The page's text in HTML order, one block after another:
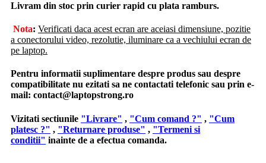
Livram din stoc prin curier rapid cu plata ramburs.
Nota: Verificati daca acest ecran are aceiasi dimensiune, pozitie
a conectorului video, rezolutie, iluminare ca a vechiului ecran de
pe laptop.
Pentru informatii suplimentare despre produs sau despre
compatibilitate nu ezitati sa ne contactati telefonic sau prin e-
mail: contact@laptopstrong.ro
Vizitati sectiunile "Livrare" , "Cum comand ?" , "Cum
platesc ?" , "Returnare produse" , "Termeni si
conditii" inainte de a efectua comanda.